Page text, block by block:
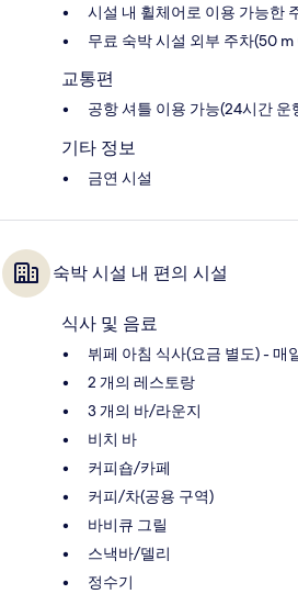
시설 내 휠체어로 이용 가능한
무료 숙박 시설 외부 주차(50 m
교통편
공항 셔틀 이용 가능(24시간 운
기타 정보
금연 시설
숙박 시설 내 편의 시설
식사 및 음료
뷔페 아침 식사(요금 별도) - 매
2 개의 레스토랑
3 개의 바/라운지
비치 바
커피숍/카페
커피/차(공용 구역)
바비큐 그릴
스낵바/델리
정수기